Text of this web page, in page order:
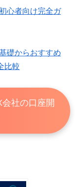
心者向け完全ガ
礎からおすすめ
比較
社の口座開